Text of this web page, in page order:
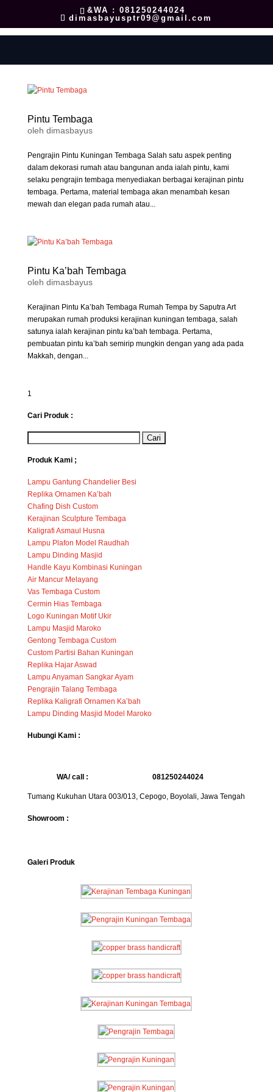
&WA : 081250244024
dimasbayusptr09@gmail.com
Pintu Tembaga
oleh dimasbayus
Pengrajin Pintu Kuningan Tembaga Salah satu aspek penting
dalam dekorasi rumah atau bangunan anda ialah pintu, kami
selaku pengrajin tembaga menyediakan berbagai kerajinan pintu
tembaga. Pertama, material tembaga akan menambah kesan
mewah dan elegan pada rumah atau...
Pintu Ka’bah Tembaga
oleh dimasbayus
Kerajinan Pintu Ka’bah Tembaga Rumah Tempa by Saputra Art
merupakan rumah produksi kerajinan kuningan tembaga, salah
satunya ialah kerajinan pintu ka’bah tembaga. Pertama,
pembuatan pintu ka’bah semirip mungkin dengan yang ada pada
Makkah, dengan...
1
Cari Produk :
Produk Kami ;
Lampu Gantung Chandelier Besi
Replika Ornamen Ka’bah
Chafing Dish Custom
Kerajinan Sculpture Tembaga
Kaligrafi Asmaul Husna
Lampu Plafon Model Raudhah
Lampu Dinding Masjid
Handle Kayu Kombinasi Kuningan
Air Mancur Melayang
Vas Tembaga Custom
Cermin Hias Tembaga
Logo Kuningan Motif Ukir
Lampu Masjid Maroko
Gentong Tembaga Custom
Custom Partisi Bahan Kuningan
Replika Hajar Aswad
Lampu Anyaman Sangkar Ayam
Pengrajin Talang Tembaga
Replika Kaligrafi Ornamen Ka’bah
Lampu Dinding Masjid Model Maroko
Hubungi Kami :
WA/ call : 081250244024
Tumang Kukuhan Utara 003/013, Cepogo, Boyolali, Jawa Tengah
Showroom :
Galeri Produk